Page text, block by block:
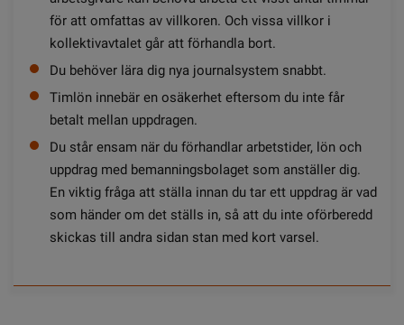
för att omfattas av villkoren. Och vissa villkor i
kollektiv­avtalet går att förhandla bort.
Du behöver lära dig nya journal­system snabbt.
Timlön innebär en osäkerhet eftersom du inte får
betalt mellan uppdragen.
Du står ensam när du förhandlar arbetstider, lön och
uppdrag med bemanningsbolaget som anställer dig.
En viktig fråga att ställa innan du tar ett uppdrag är vad
som händer om det ställs in, så att du inte oförberedd
skickas till andra sidan stan med kort varsel.